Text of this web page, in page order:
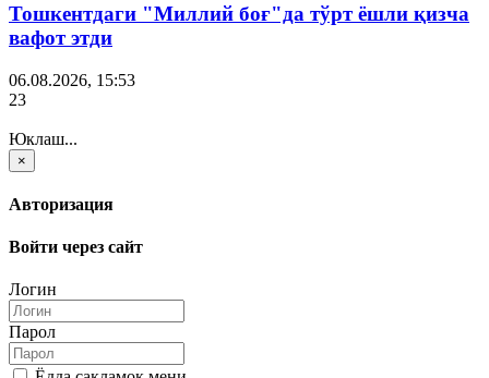
Тошкентдаги "Миллий боғ"да тўрт ёшли қизча
вафот этди
06.08.2026, 15:53
23
Юклаш...
×
Авторизация
Войти через сайт
Логин
Парол